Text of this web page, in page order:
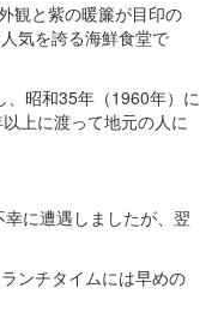
観と紫の暖簾が目印の
気を誇る海鮮食堂で
、昭和35年（1960年）に
上に渡って地元の人に
に遭遇しましたが、翌
ンチタイムには早めの